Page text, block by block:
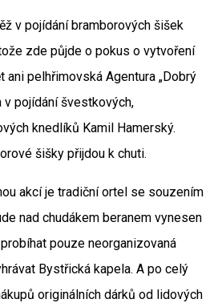
v pojídání bramborových šišek
zde půjde o pokus o vytvoření
ani pelhřimovská Agentura „Dobrý
v pojídání švestkových,
knedlíků Kamil Hamerský.
šišky přijdou k chuti.
akcí je tradiční ortel se souzením
nad chudákem beranem vynesen
pouze neorganizovaná
Bystřická kapela. A po celý
originálních dárků od lidových